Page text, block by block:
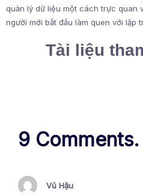
quản lý dữ liệu một cách trực quan
người mới bắt đầu làm quen với lập
Tài liệu
9 Comments.
Vũ Hậu